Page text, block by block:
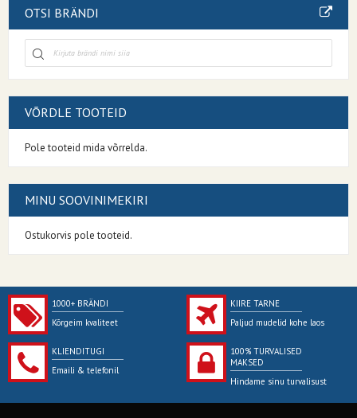
OTSI BRÄNDI
VÕRDLE TOOTEID
Pole tooteid mida võrrelda.
MINU SOOVINIMEKIRI
Ostukorvis pole tooteid.
1000+ BRÄNDI
Kõrgeim kvaliteet
KIIRE TARNE
Paljud mudelid kohe laos
KLIENDITUGI
Emaili & telefonil
100% TURVALISED
MAKSED
Hindame sinu turvalisust